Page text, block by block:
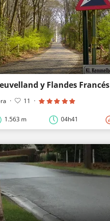
y Flandes Francés
· 11 ·
1.563 m 04h41